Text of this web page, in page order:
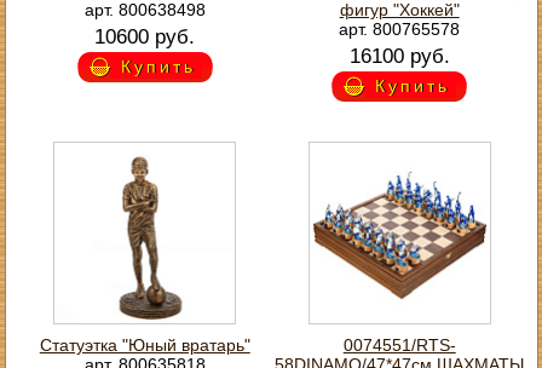
арт. 800638498
10600 руб.
Купить
фигур "Хоккей"
арт. 800765578
16100 руб.
Купить
Статуэтка "Юный вратарь"
0074551/RTS-